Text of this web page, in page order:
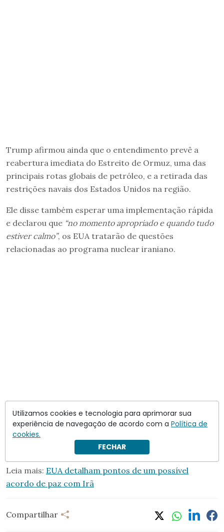
Trump afirmou ainda que o entendimento prevê a
reabertura imediata do Estreito de Ormuz, uma das
principais rotas globais de petróleo, e a retirada das
restrições navais dos Estados Unidos na região.
Ele disse também esperar uma implementação rápida
e declarou que “no momento apropriado e quando tudo
estiver calmo”, os EUA tratarão de questões
relacionadas ao programa nuclear iraniano.
O anúncio ocorre após dias de sinais contraditórios:
primeiro, autoridades iranianas negaram qualquer
definição final; depois, passaram a indicar que um
acordo estaria próximo.
Leia mais: EUA detalham pontos de um possível
acordo de paz com Irã
Compartilhar
Utilizamos cookies e tecnologia para aprimorar sua
experiência de navegação de acordo com a Política de
cookies.
FECHAR